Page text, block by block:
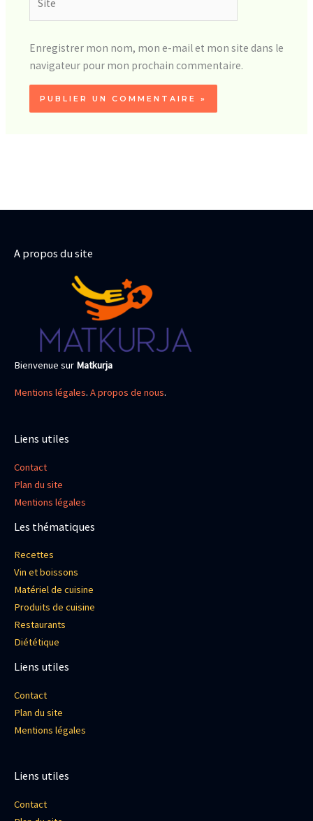
Enregistrer mon nom, mon e-mail et mon site dans le
navigateur pour mon prochain commentaire.
A propos du site
Bienvenue sur Matkurja
Mentions légales. A propos de nous.
Liens utiles
Contact
Plan du site
Mentions légales
Les thématiques
Recettes
Vin et boissons
Matériel de cuisine
Produits de cuisine
Restaurants
Diététique
Liens utiles
Contact
Plan du site
Mentions légales
Liens utiles
Contact